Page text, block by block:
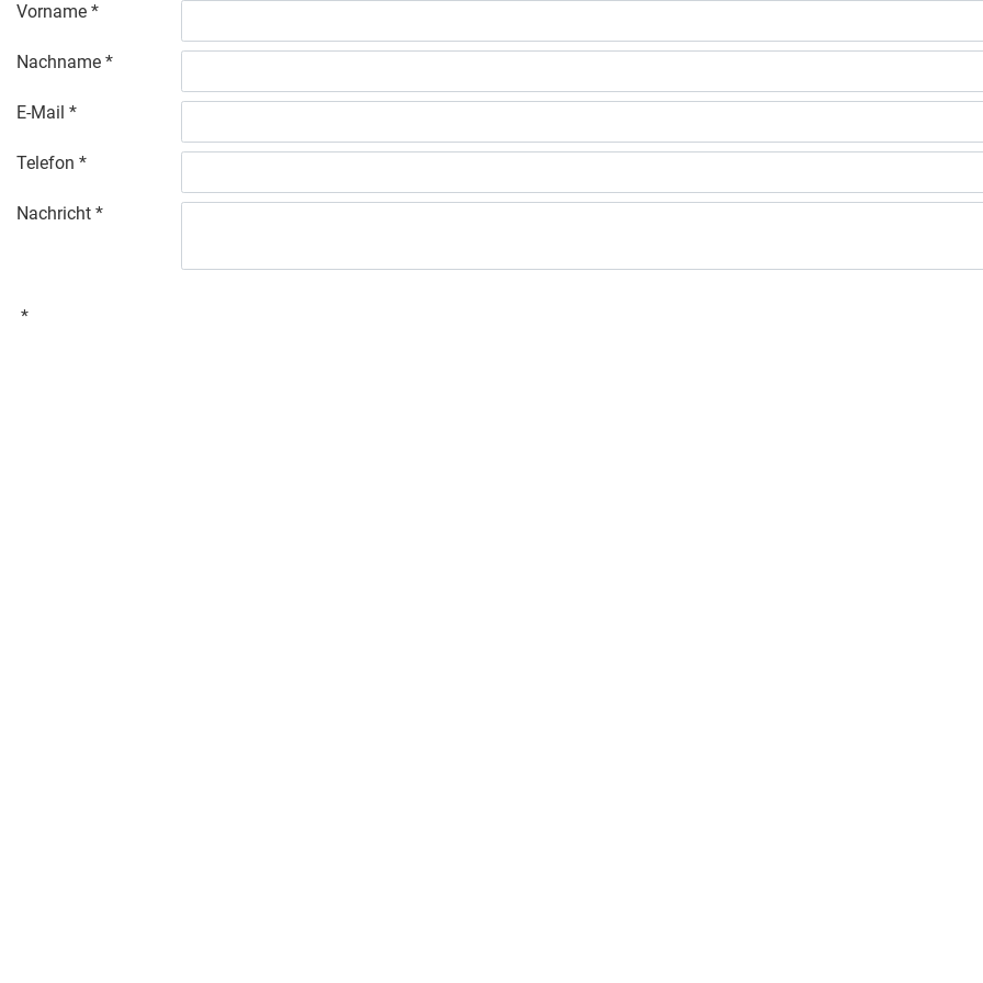
Vorname
Nachname
E-Mail
Telefon
Nachricht